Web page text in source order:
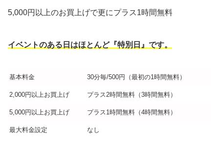
5,000円以上のお買上げで更にプラス1時間無料
イベントのある日はほとんど『特別日』です。
基本料金 30分毎/500円（最初の1時間無料）
2,000円以上お買上げ プラス2時間無料（3時間無料）
5,000円以上お買上げ プラス1時間無料（4時間無料）
最大料金設定 なし